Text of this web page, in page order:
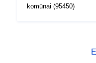
komūnai (95450)